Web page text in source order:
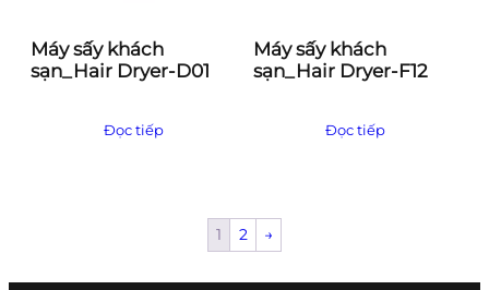
Máy sấy khách
sạn_Hair Dryer-D01
Đọc tiếp
Máy sấy khách
sạn_Hair Dryer-F12
Đọc tiếp
1 2 →